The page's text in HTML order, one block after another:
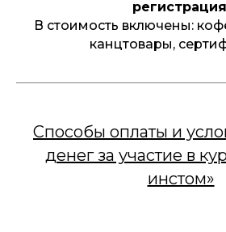
В стоимость включены:
канцтовары,
Способы оплаты и
денег за участие в
инстом»